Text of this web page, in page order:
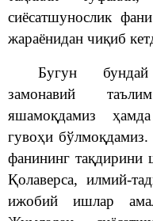
сиёсатшунослик
жараёнидан чиқиб
Бугун
замонавий
яшамоқдамиз
гувоҳи
фанининг тақдирини
Қолаверса, илмий-
ижобий ишлар